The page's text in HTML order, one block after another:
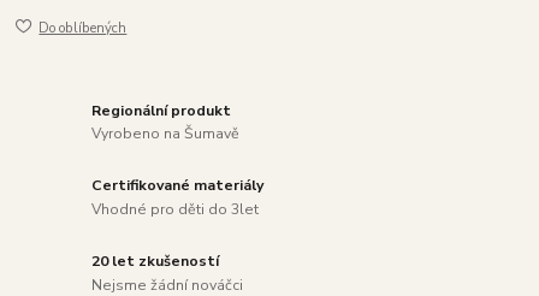
Do oblíbených
Regionální produkt
Vyrobeno na Šumavě
Certifikované materiály
Vhodné pro děti do 3let
20 let zkušeností
Nejsme žádní nováčci